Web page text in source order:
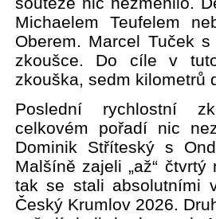
Michaelem Teufelem
Oberem. Marcel Tuček
zkoušce. Do cíle v
zkouška, sedm kilometrů
Poslední rychlostní
celkovém pořadí nic
Dominik Stříteský s
Malšíně zajeli „až“
tak se stali absolutními
Český Krumlov 2026.